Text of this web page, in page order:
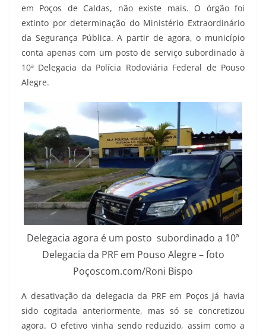
em Poços de Caldas, não existe mais. O órgão foi
extinto por determinação do Ministério Extraordinário
da Segurança Pública. A partir de agora, o município
conta apenas com um posto de serviço subordinado à
10ª Delegacia da Polícia Rodoviária Federal de Pouso
Alegre.
Delegacia agora é um posto subordinado a 10ª
Delegacia da PRF em Pouso Alegre – foto
Poçoscom.com/Roni Bispo
A desativação da delegacia da PRF em Poços já havia
sido cogitada anteriormente, mas só se concretizou
agora. O efetivo vinha sendo reduzido, assim como a